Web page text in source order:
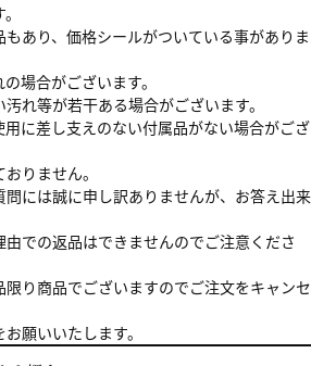
もあり、価格シールがついている事がありま
場合がございます。
れ等が若干ある場合がございます。
用に差し支えのない付属品がない場合がござ
りません。
問には誠に申し訳ありませんが、お答え出来
由での返品はできませんのでご注意くださ
限り商品でございますのでご注文をキャンセ
願いいたします。